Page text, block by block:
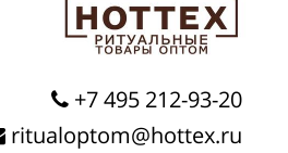
+7 495 212-93-20
ritualoptom@hottex.ru